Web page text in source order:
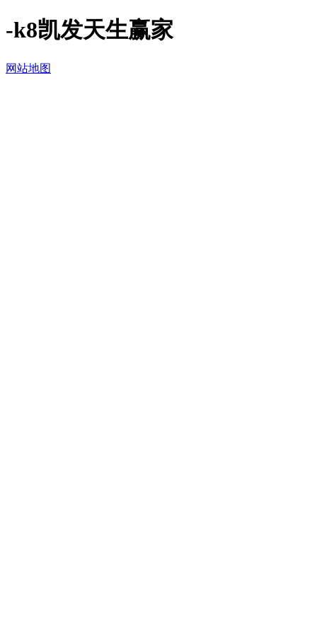
-k8凯发天生赢家
网站地图